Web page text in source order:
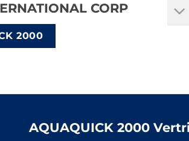
CORP
2000
AQUAQUICK 2000